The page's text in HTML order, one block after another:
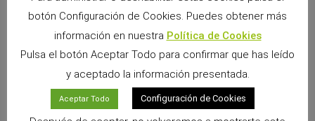
,
Chinchillas
Chinchillas
,
Cobayas
botón Configuración de Cookies. Puedes obtener más
información en nuestra Política de Cookies
Pulsa el botón Aceptar Todo para confirmar que has leído
y aceptado la información presentada.
Aceptar Todo Configuración de Cookies